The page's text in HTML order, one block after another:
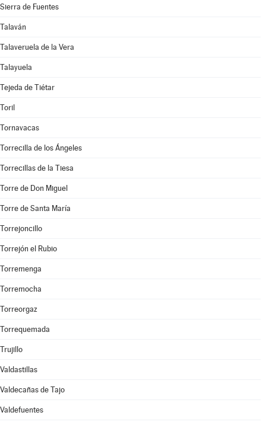
Sierra de Fuentes
Talaván
Talaveruela de la Vera
Talayuela
Tejeda de Tiétar
Toril
Tornavacas
Torrecilla de los Ángeles
Torrecillas de la Tiesa
Torre de Don Miguel
Torre de Santa María
Torrejoncillo
Torrejón el Rubio
Torremenga
Torremocha
Torreorgaz
Torrequemada
Trujillo
Valdastillas
Valdecañas de Tajo
Valdefuentes